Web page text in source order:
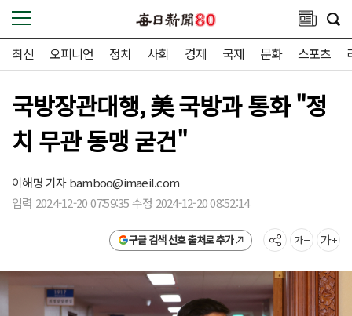
최신 오피니언 정치 사회 경제 국제 문화 스포츠
국방장관대행, 美 국방과 통화 "정
치 무관 동맹 굳건"
이해명 기자bamboo@imaeil.com
입력 2024-12-20 07:59:35 수정 2024-12-20 08:52:14
구글 검색 선호 출처로 추가